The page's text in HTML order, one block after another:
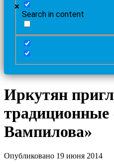
Search in content
Иркутян
традиционные
Вампилова»
Опубликовано 19 июня 2014